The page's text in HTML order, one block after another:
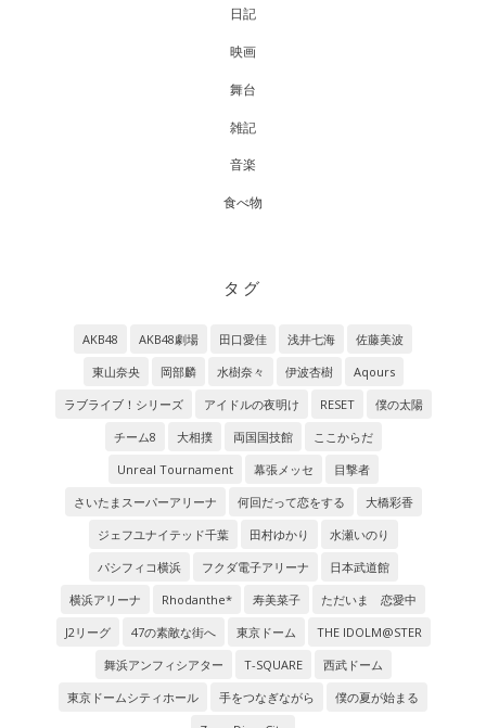
日記
映画
舞台
雑記
音楽
食べ物
タグ
AKB48 AKB48劇場 田口愛佳 浅井七海
佐藤美波
東山奈央
岡部麟 水樹奈々 伊波杏樹
Aqours
ラブライブ！シリーズ
アイドルの夜明け RESET
僕の太陽
チーム8
大相撲 両国国技館
ここからだ
Unreal Tournament
幕張メッセ
目撃者
さいたまスーパーアリーナ
何回だって恋をする
大橋彩香
ジェフユナイテッド千葉
田村ゆかり
水瀬いのり
パシフィコ横浜
フクダ電子アリーナ
日本武道館
横浜アリーナ
Rhodanthe* 寿美菜子
ただいま 恋愛中
J2リーグ
47の素敵な街へ 東京ドーム
THE IDOLM@STER
舞浜アンフィシアター
T-SQUARE
西武ドーム
東京ドームシティホール
手をつなぎながら
僕の夏が始まる